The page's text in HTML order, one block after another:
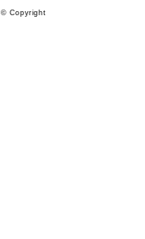
© Copyright